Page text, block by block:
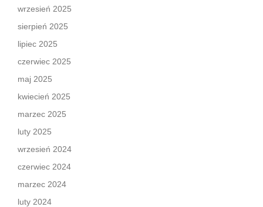
wrzesień 2025
sierpień 2025
lipiec 2025
czerwiec 2025
maj 2025
kwiecień 2025
marzec 2025
luty 2025
wrzesień 2024
czerwiec 2024
marzec 2024
luty 2024